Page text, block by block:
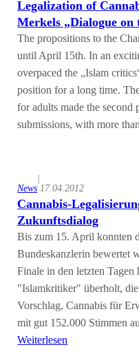
Legalization of
Merkels „Dialogue
The propositions to the
until April 15th. In an
overpaced the „Islam
position for a long time.
for adults made the second
submissions, with more
News
|
17.04.2012
Cannabis-
Zukunftsdialog
Bis zum 15. April konnten
Bundeskanzlerin bewertet
Finale in den letzten
"Islamkritiker" überholt,
Vorschlag, Cannabis für
mit gut 152.000 Stimmen
Weiterlesen